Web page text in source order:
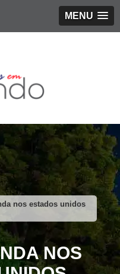
MENU
nos estados unidos
NOS